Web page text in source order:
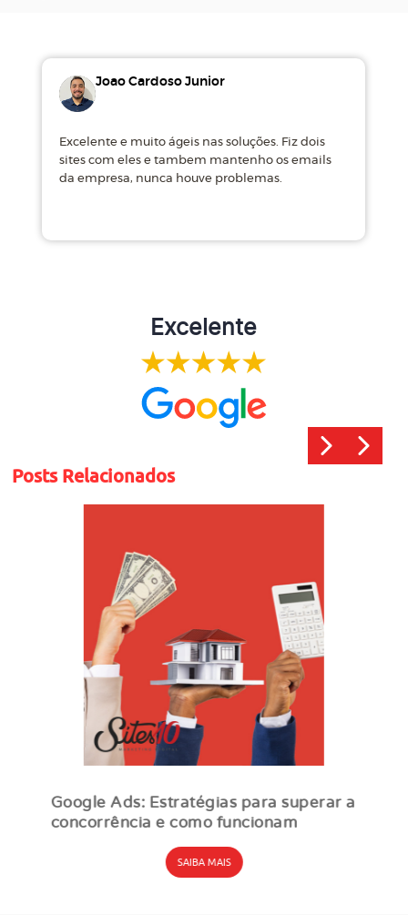
Joao Cardoso Junior
Excelente e muito ágeis nas soluções. Fiz dois
sites com eles e tambem mantenho os emails
da empresa, nunca houve problemas.
Excelente
Posts Relacionados
Google Ads: Estratégias para superar a
concorrência e como funcionam
SAIBA MAIS